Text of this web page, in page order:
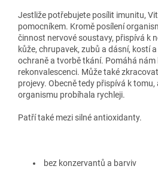
Jestliže potřebujete posílit imunitu,
pomocníkem. Kromě posílení
činnost nervové soustavy, přispívá k
kůže, chrupavek, zubů a dásní, kostí
ochraně a tvorbě tkání. Pomáhá nám
rekonvalescenci. Může také
projevy. Obecně tedy přispívá k
organismu probíhala rychleji.
Patří také mezi silné antioxidanty.
bez konzervantů a barviv